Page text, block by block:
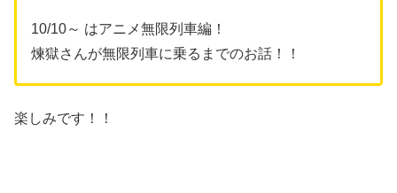
10/10～ はアニメ無限列車編！
煉獄さんが無限列車に乗るまでのお話！！
楽しみです！！